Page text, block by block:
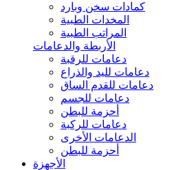
كمادات سخن وبارد
المخدات الطبية
المراتب الطبية
الأربطة والدعامات
دعامات للرقبة
دعامات لليد والذراع
دعامات للقدم الساق
دعامات للجسم
أحزمة للبطن
دعامات للركبة
الدعامات الأخرى
أحزمة للبطن
الأجهزة